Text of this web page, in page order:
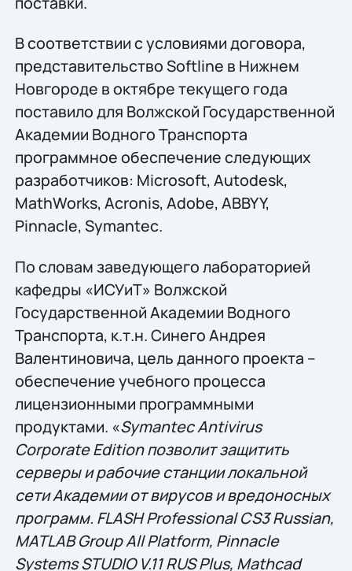
В соответствии с условиями договора,
представительство Softline в Нижнем
Новгороде в октябре текущего года
поставило для Волжской Государственной
Академии Водного Транспорта
программное обеспечение следующих
разработчиков: Microsoft, Autodesk,
MathWorks, Acronis, Adobe, ABBYY,
Pinnacle, Symantec.
По словам заведующего лабораторией
кафедры «ИСУиТ» Волжской
Государственной Академии Водного
Транспорта, к.т.н. Синего Андрея
Валентиновича, цель данного проекта –
обеспечение учебного процесса
лицензионными программными
продуктами. «Symantec Antivirus
Corporate Edition позволит защитить
серверы и рабочие станции локальной
сети Академии от вирусов и вредоносных
программ. FLASH Professional CS3 Russian,
MATLAB Group All Platform, Pinnacle
Systems STUDIO V.11 RUS Plus, Mathcad